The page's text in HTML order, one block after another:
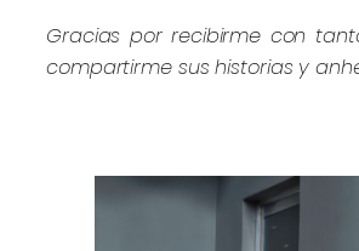
Gracias por recibirme con
compartirme sus historias y